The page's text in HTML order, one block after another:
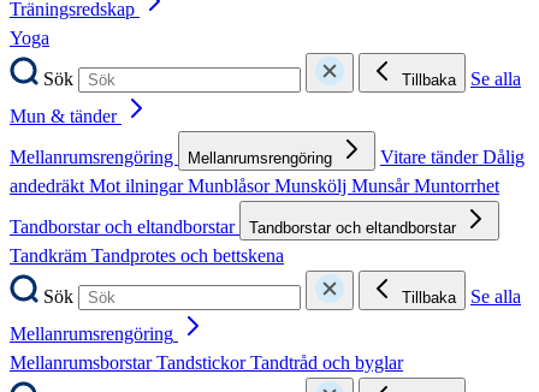
Träningsredskap
Yoga
Sök
Tillbaka
Se alla
Mun & tänder
Mellanrumsrengöring
Mellanrumsrengöring Vitare tänderDålig
andedräktMot ilningarMunblåsorMunskölj MunsårMuntorrhet
Tandborstar och eltandborstar
Tandborstar och eltandborstar
Tandkräm Tandprotes och bettskena
Sök
Tillbaka
Se alla
Mellanrumsrengöring
MellanrumsborstarTandstickorTandtråd och byglar